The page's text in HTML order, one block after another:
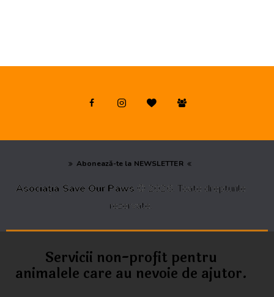
Abonează-te la NEWSLETTER
Asociația Save Our Paws © 2026. Toate drepturile
rezervate.
Servicii non-profit pentru
animalele care au nevoie de ajutor.